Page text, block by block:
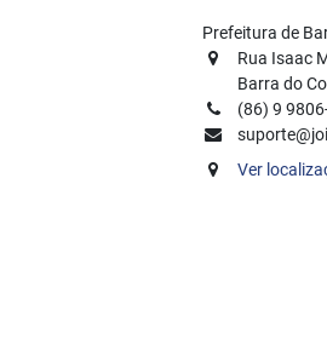
Prefeitura de
Rua Isaac
Barra do
(86) 9
Ver